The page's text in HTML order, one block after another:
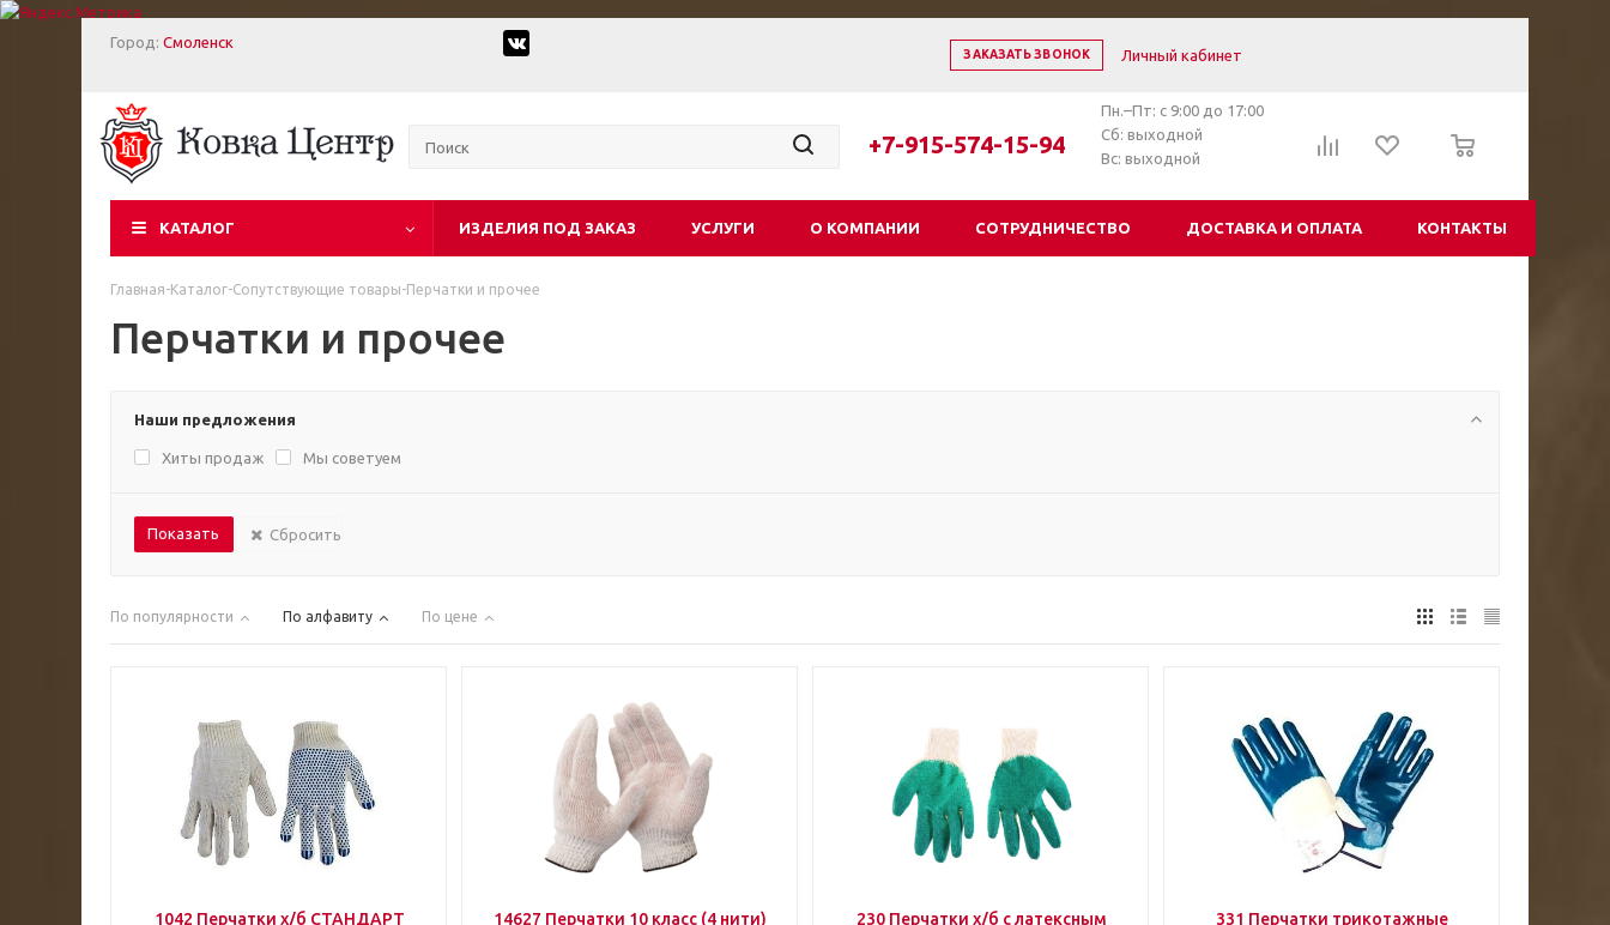
Город: Смоленск
ЗАКАЗАТЬ ЗВОНОК Личный кабинет
+7-915-574-15-94
Пн.–Пт: с 9:00 до 17:00
Сб: выходной
Вс: выходной
КАТАЛОГ ИЗДЕЛИЯ ПОД ЗАКАЗ УСЛУГИ О КОМПАНИИ СОТРУДНИЧЕСТВО ДОСТАВКА И ОПЛАТА КОНТАКТЫ
Главная-Каталог-Сопутствующие товары-Перчатки и прочее
Перчатки и прочее
Наши предложения
Хиты продаж Мы советуем
Сбросить
По популярности По алфавиту По цене
1042 Перчатки х/б СТАНДАРТ
14627 Перчатки 10 класс (4 нити)
230 Перчатки х/б с латексным
331 Перчатки трикотажные